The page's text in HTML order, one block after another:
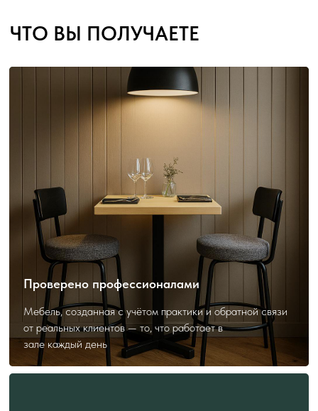
Проверено профессионалами
Мебель, созданная с учётом практики и обратной связи
от реальных клиентов — то, что работает в
зале каждый день